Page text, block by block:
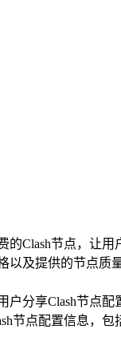
Clash节点，让
及提供的节点
分享Clash节点
点配置信息，